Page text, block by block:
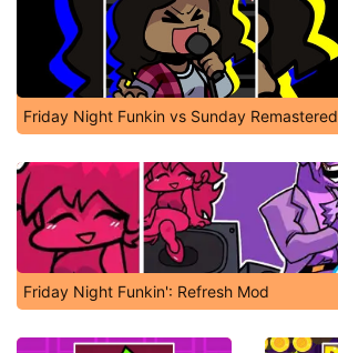
Friday Night Funkin vs Sunday Remastered
Friday Night Funkin': Refresh Mod